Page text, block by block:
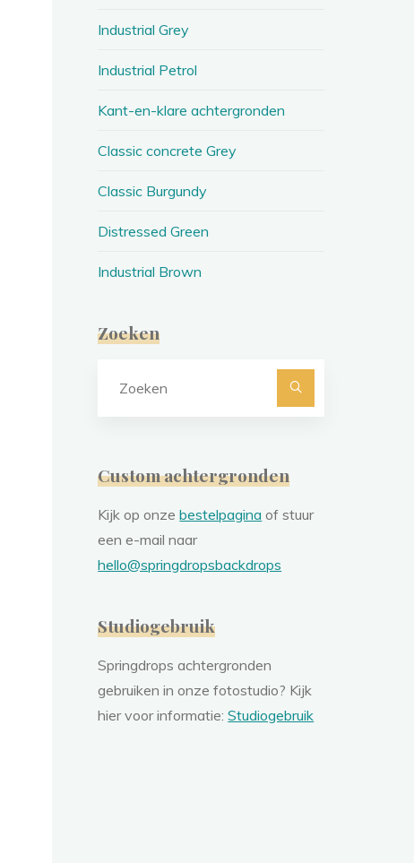
Industrial Grey
Industrial Petrol
Kant-en-klare achtergronden
Classic concrete Grey
Classic Burgundy
Distressed Green
Industrial Brown
Zoeken
Custom achtergronden
Kijk op onzebestelpagina of stuur
een e-mail naar
hello@springdropsbackdrops
Studiogebruik
Springdrops achtergronden
gebruiken in onze fotostudio? Kijk
hier voor informatie:Studiogebruik